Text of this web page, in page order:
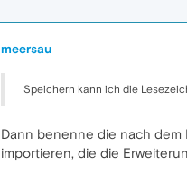
meersau
Speichern kann ich die
Dann benenne die nach dem
importieren, die die